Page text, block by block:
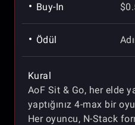
Buy-In
Ödül
Kural
AoF Sit & Go, her elde
yaptığınız 4-max bir
Her oyuncu, N-Stack